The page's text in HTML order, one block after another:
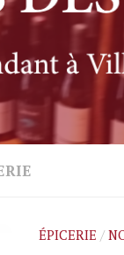
ÉPICERIE /